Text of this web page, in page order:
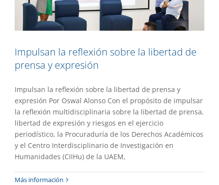
Impulsan la reflexión sobre la libertad de
prensa y expresión
Impulsan la reflexión sobre la libertad de prensa y
expresión Por Oswal Alonso Con el propósito de impulsar
la reflexión multidisciplinaria sobre la libertad de prensa,
libertad de expresión y riesgos en el ejercicio
periodístico, la Procuraduría de los Derechos Académicos
y el Centro Interdisciplinario de Investigación en
Humanidades (CIIHu) de la UAEM,
Más información
Estudiantes morelenses participarán en